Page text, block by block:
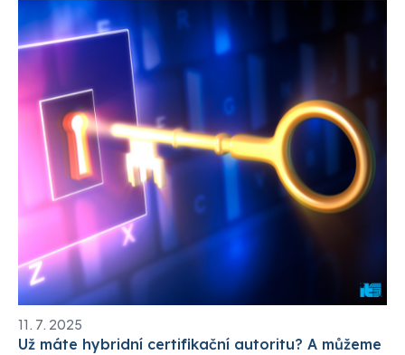
11. 7. 2025
Už máte hybridní certifikační autoritu? A můžeme